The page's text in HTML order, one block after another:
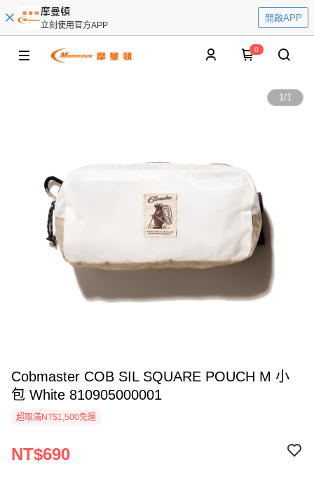
摩曼頓
立刻使用官方APP
開啟APP
0
1/1
Cobmaster COB SIL SQUARE POUCH M 小
包 White 810905000001
超取滿NT$1,500免運
NT$690